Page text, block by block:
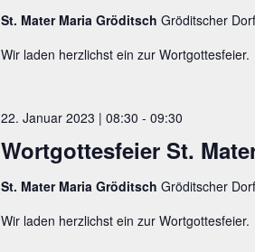
St. Mater Maria Gröditsch Gröditscher
Wir laden herzlichst ein zur Wortgottesfeier.
Wortgottesfeier St.
22. Januar 2023 | 08:30 - 09:30
St. Mater Maria Gröditsch Gröditscher
Wir laden herzlichst ein zur Wortgottesfeier.